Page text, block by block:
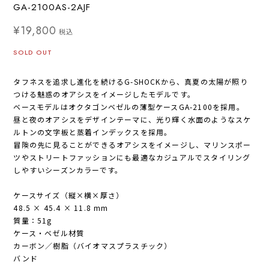
GA-2100AS-2AJF
¥19,800 税込
SOLD OUT
タフネスを追求し進化を続けるG-SHOCKから、真夏の太陽が照り
つける魅惑のオアシスをイメージしたモデルです。
ベースモデルはオクタゴンベゼルの薄型ケースGA-2100を採用。
昼と夜のオアシスをデザインテーマに、光り輝く水面のようなスケ
ルトンの文字板と蒸着インデックスを採用。
冒険の先に見ることができるオアシスをイメージし、マリンスポー
ツやストリートファッションにも最適なカジュアルでスタイリング
しやすいシーズンカラーです。
ケースサイズ（縦×横×厚さ）
48.5 × 45.4 × 11.8 mm
質量：51g
ケース・ベゼル材質
カーボン／樹脂（バイオマスプラスチック）
バンド